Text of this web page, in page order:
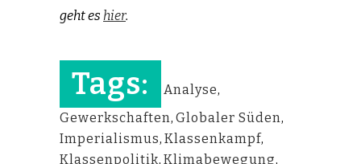
geht es hier.
Tags: Analyse,
Gewerkschaften, Globaler Süden,
Imperialismus, Klassenkampf,
Klassenpolitik, Klimabewegung,